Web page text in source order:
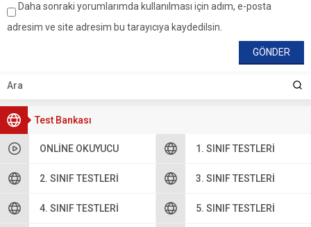
Test Bankası
ONLINE OKUYUCU 1. SINIF TESTLERI
2. SINIF TESTLERI 3. SINIF TESTLERI
4. SINIF TESTLERI 5. SINIF TESTLERI
Daha sonraki yorumlarımda kullanılması için adım, e-posta
adresim ve site adresim bu tarayıcıya kaydedilsin.